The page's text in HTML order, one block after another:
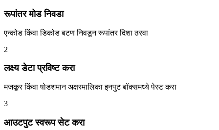
रूपांतर मोड निवडा
एन्कोड किंवा डिकोड बटण निवडून रूपांतर दिशा ठरवा
2
लक्ष्य डेटा प्रविष्ट करा
मजकूर किंवा षोडशमान अक्षरमालिका इनपुट बॉक्समध्ये पेस्ट करा
3
आउटपुट स्वरूप सेट करा